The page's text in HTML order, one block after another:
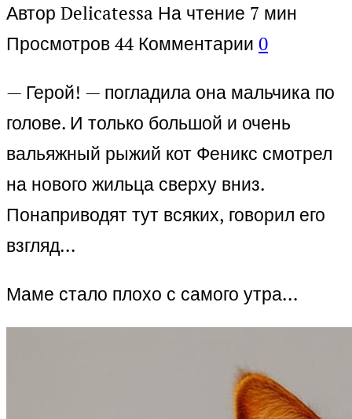
Автор Delicatessa На чтение 7 мин
Просмотров44 Комментарии 0
— Герой! — погладила она мальчика по
голове. И только большой и очень
вальяжный рыжий кот Феникс смотрел
на нового жильца сверху вниз.
Понаприводят тут всяких, говорил его
взгляд…
Маме стало плохо с самого утра…